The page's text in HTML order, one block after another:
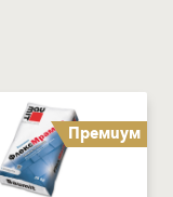
Премиум